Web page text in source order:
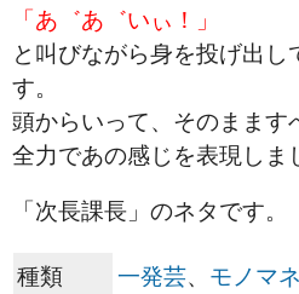
「あ゛あ゛いぃ！」
と叫びながら身を投げ出し
す。
頭からいって、そのまます
全力であの感じを表現しま
「次長課長」のネタです。
種類 一発芸、 モノマネ